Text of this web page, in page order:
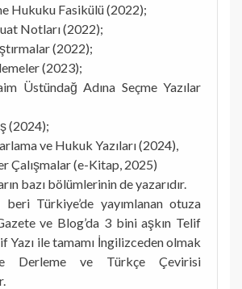
Hukuku Fasikülü (2022);
Notları (2022);
(2022);
(2023);
Üstündağ Adına Seçme Yazılar
(2024);
ve Hukuk Yazıları (2024),
Çalışmalar (e-Kitap, 2025)
bazı bölümlerinin de yazarıdır.
beri Türkiye’de yayımlanan otuza
ve Blog’da 3 bini aşkın Telif
Yazı ile tamamı İngilizceden olmak
Derleme ve Türkçe Çevirisi